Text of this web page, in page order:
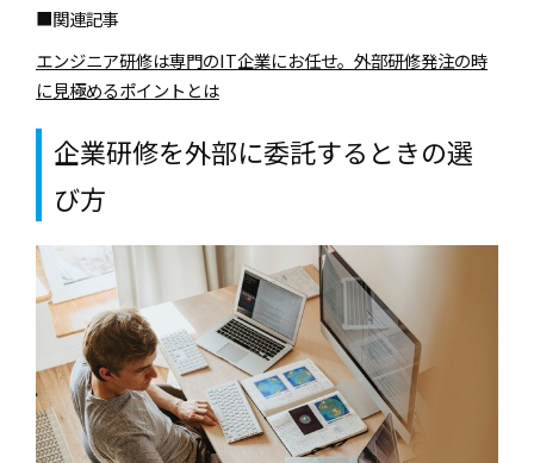
■関連記事
エンジニア研修は専門のIT企業にお任せ。外部研修発注の時
に見極めるポイントとは
企業研修を外部に委託するときの選
び方